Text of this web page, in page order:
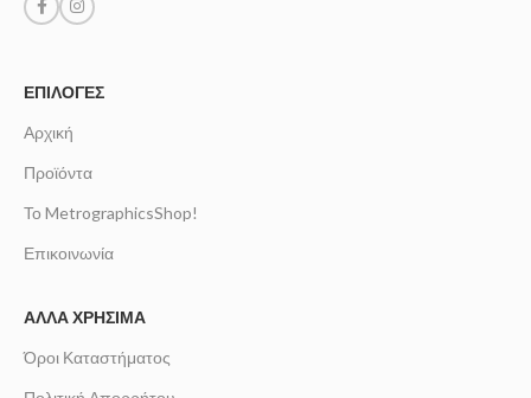
ΕΠΙΛΟΓΈΣ
Αρχική
Προϊόντα
Το MetrographicsShop!
Επικοινωνία
ΆΛΛΑ ΧΡΉΣΙΜΑ
Όροι Καταστήματος